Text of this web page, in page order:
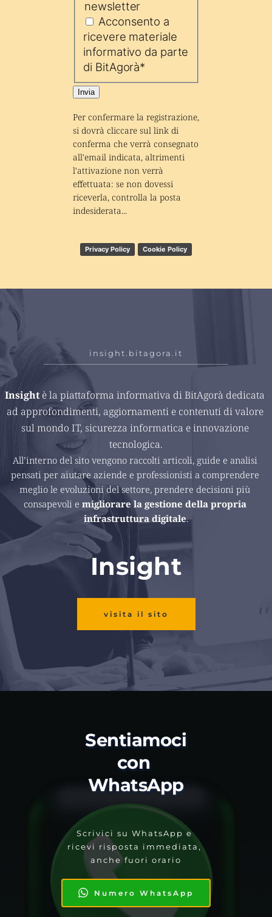
newsletter
Acconsento a
ricevere materiale
informativo da parte
di BitAgorà*
Invia
Per confermare la registrazione,
si dovrà cliccare sul link di
conferma che verrà consegnato
all'email indicata, altrimenti
l'attivazione non verrà
effettuata: se non dovessi
riceverla, controlla la posta
indesiderata...
Privacy Policy Cookie Policy
insight.bitagora.it
Insight è la piattaforma informativa di BitAgorà dedicata
ad approfondimenti, aggiornamenti e contenuti di valore
sul mondo IT, sicurezza informatica e innovazione
tecnologica.
All’interno del sito vengono raccolti articoli, guide e analisi
pensati per aiutare aziende e professionisti a comprendere
meglio le evoluzioni del settore, prendere decisioni più
consapevoli e migliorare la gestione della propria
infrastruttura digitale.
Insight
visita il sito
Sentiamoci
con
WhatsApp
Scrivici su WhatsApp e
ricevi risposta immediata,
anche fuori orario
Numero WhatsApp